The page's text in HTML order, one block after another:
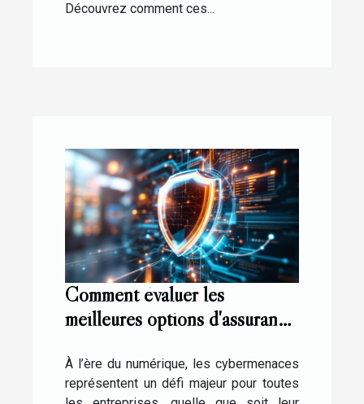
Découvrez comment ces...
Comment évaluer les
meilleures options d'assurance
À l’ère du numérique, les cybermenaces
représentent un défi majeur pour toutes